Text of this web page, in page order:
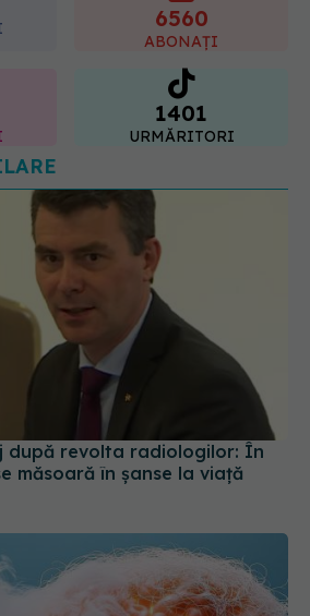
1401
URMĂRITORI
după revolta radiologilor: În
măsoară în șanse la viață